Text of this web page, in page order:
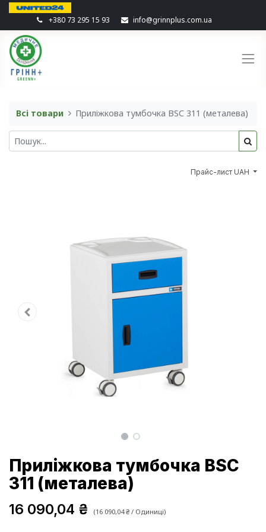
+380 73 295 15 93 info@grinnplus.com.ua
Всі товари Приліжкова тумбочка BSC 311 (металева)
Прайс-лист UAH
Приліжкова тумбочка BSC
311 (металева)
16 090,04 ₴ (16 090,04₴ / Одиниці)